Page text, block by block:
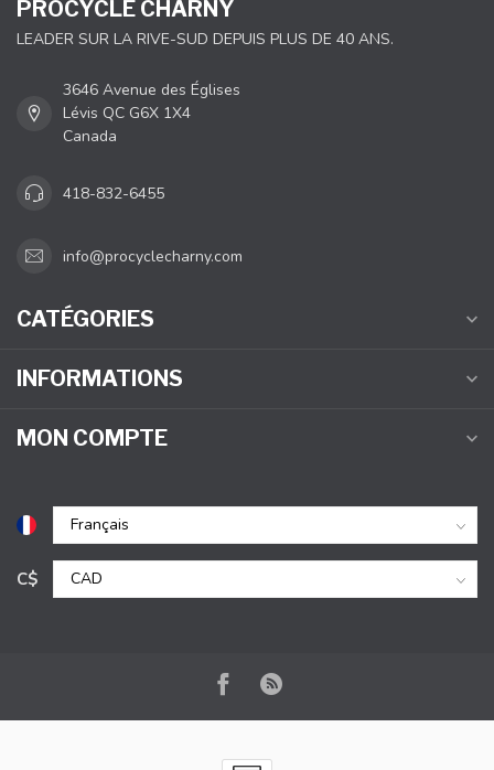
PROCYCLE CHARNY
LEADER SUR LA RIVE-SUD DEPUIS PLUS DE 40 ANS.
3646 Avenue des Églises
Lévis QC G6X 1X4
Canada
418-832-6455
info@procyclecharny.com
CATÉGORIES
INFORMATIONS
MON COMPTE
C$